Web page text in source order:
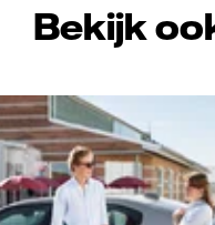
Bekijk
Jeanette Hägglund